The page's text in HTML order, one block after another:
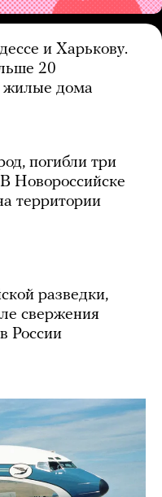
и Харькову.
20
жилые дома
погибли три
Новороссийске
территории
разведки,
свержения
России